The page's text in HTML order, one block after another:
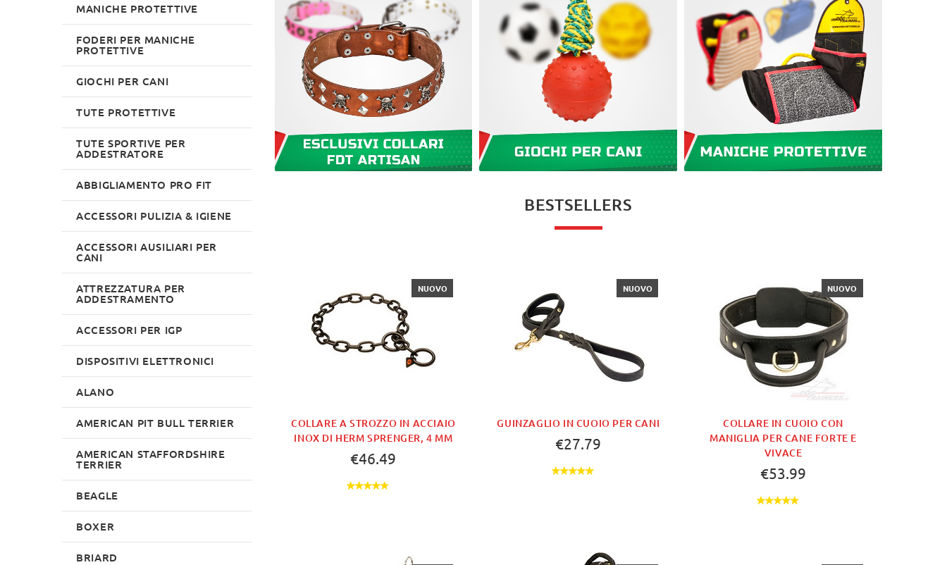
BESTSELLERS
COLLARE A STROZZO IN ACCIAIO
INOX DI HERM SPRENGER, 4 MM
NUOVO
€46.49
GUINZAGLIO IN CUOIO PER CANI
NUOVO
€27.79
COLLARE IN CUOIO CON
MANIGLIA PER CANE FORTE E
VIVACE
NUOVO
€53.99
MANICHE PROTETTIVE
FODERI PER MANICHE
PROTETTIVE
GIOCHI PER CANI
TUTE PROTETTIVE
TUTE SPORTIVE PER
ADDESTRATORE
ABBIGLIAMENTO PRO FIT
ACCESSORI PULIZIA & IGIENE
ACCESSORI AUSILIARI PER
CANI
ATTREZZATURA PER
ADDESTRAMENTO
ACCESSORI PER IGP
DISPOSITIVI ELETTRONICI
ALANO
AMERICAN PIT BULL TERRIER
AMERICAN STAFFORDSHIRE
TERRIER
BEAGLE
BOXER
BRIARD